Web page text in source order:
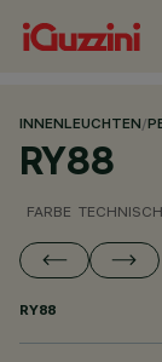
INNENLEUCHTEN/
RY88
FARBE
RY88